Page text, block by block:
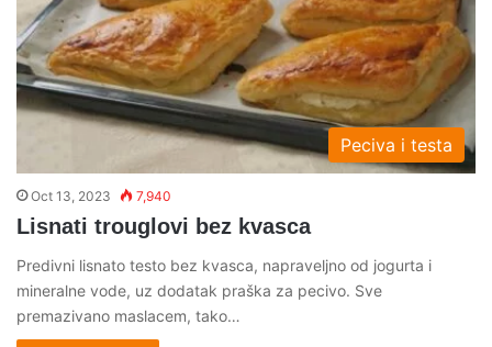
Peciva i testa
Oct 13, 2023 7,940
Lisnati trouglovi bez kvasca
Predivni lisnato testo bez kvasca, napraveljno od jogurta i
mineralne vode, uz dodatak praška za pecivo. Sve
premazivano maslacem, tako…